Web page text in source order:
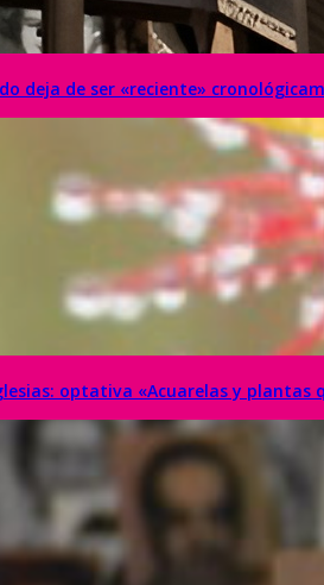
deja de ser «reciente»
optativa «Acuarelas y plantas